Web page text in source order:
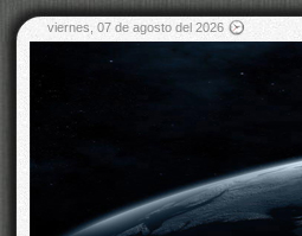
viernes, 07 de agosto del 2026